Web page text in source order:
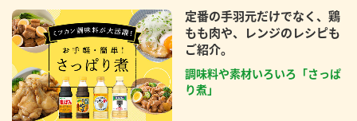
定番の手羽元だけでなく、鶏
もも肉や、レンジのレシピも
ご紹介。
調味料や素材いろいろ「さっぱ
り煮」